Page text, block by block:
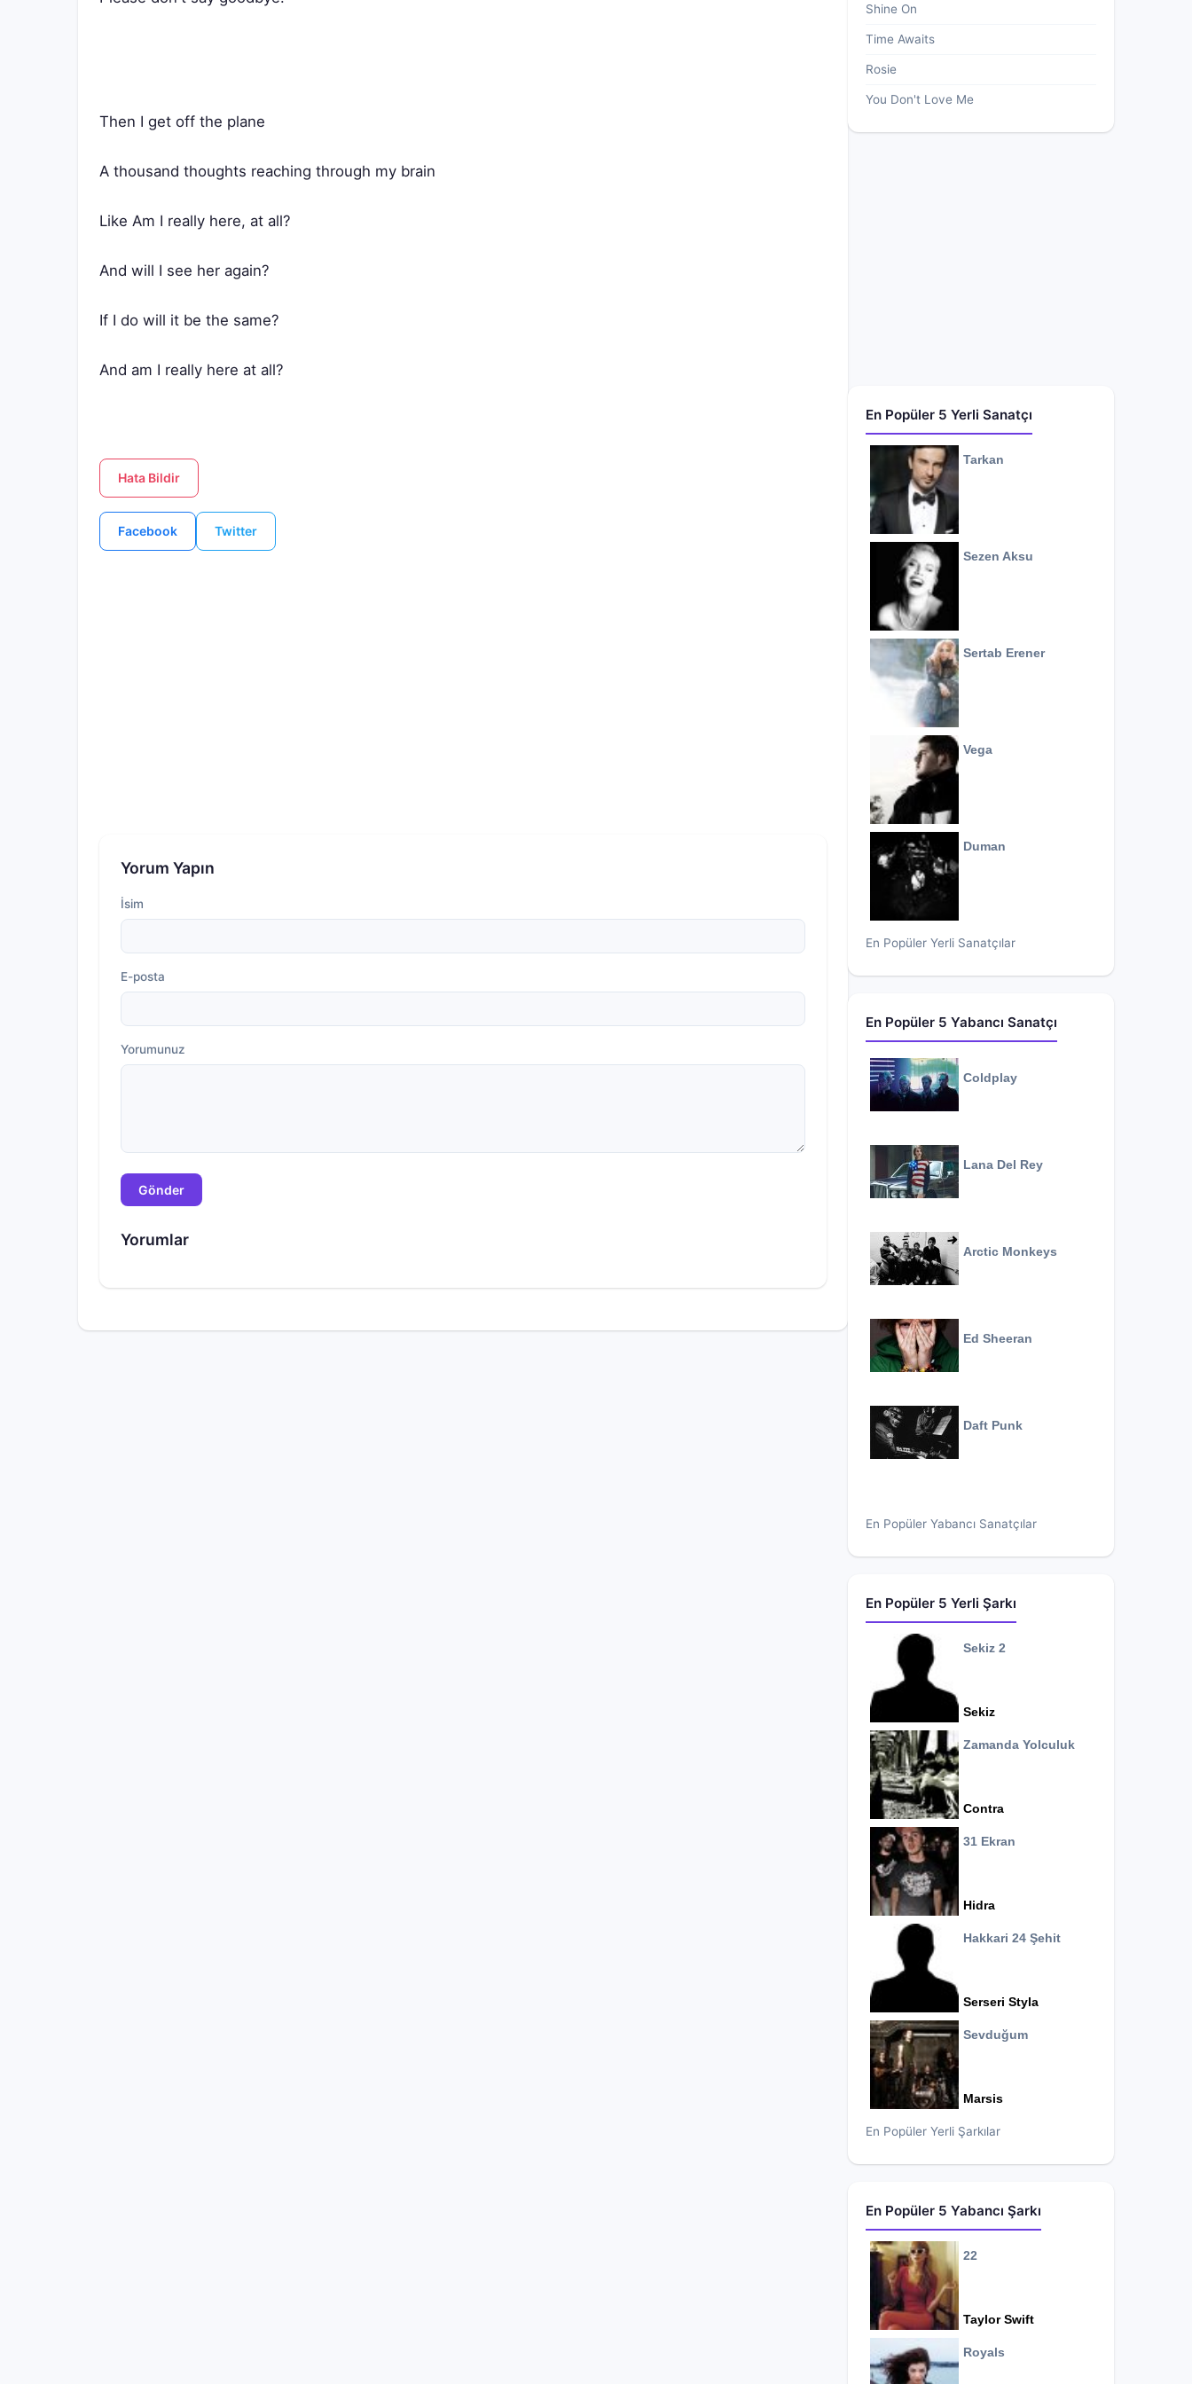
Then I get off the plane
A thousand thoughts reaching through my brain
Like Am I really here, at all?
And will I see her again?
If I do will it be the same?
And am I really here at all?
Hata Bildir
Facebook Twitter
Yorum Yapın
İsim
E-posta
Yorumunuz
Gönder
Yorumlar
Shine On
Time Awaits
Rosie
You Don't Love Me
En Popüler 5 Yerli Sanatçı
Tarkan
Sezen Aksu
Sertab Erener
Vega
Duman
En Popüler Yerli Sanatçılar
En Popüler 5 Yabancı Sanatçı
Coldplay
Lana Del Rey
Arctic Monkeys
Ed Sheeran
Daft Punk
En Popüler Yabancı Sanatçılar
En Popüler 5 Yerli Şarkı
Sekiz 2
Sekiz
Zamanda Yolculuk
Contra
31 Ekran
Hidra
Hakkari 24 Şehit
Serseri Styla
Sevduğum
Marsis
En Popüler Yerli Şarkılar
En Popüler 5 Yabancı Şarkı
22
Taylor Swift
Royals